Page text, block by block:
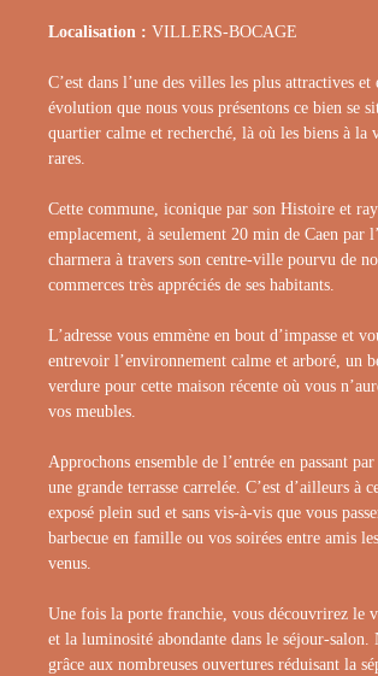
Localisation : VILLERS-BOCAGE
C’est dans l’une des villes les plus attractives et
évolution que nous vous présentons ce bien se
quartier calme et recherché, là où les biens à la
rares.
Cette commune, iconique par son Histoire et
emplacement, à seulement 20 min de Caen par
charmera à travers son centre-ville pourvu de
commerces très appréciés de ses habitants.
L’adresse vous emmène en bout d’impasse et
entrevoir l’environnement calme et arboré, un
verdure pour cette maison récente où vous
vos meubles.
Approchons ensemble de l’entrée en passant
une grande terrasse carrelée. C’est d’ailleurs à
exposé plein sud et sans vis-à-vis que vous
barbecue en famille ou vos soirées entre amis
venus.
Une fois la porte franchie, vous découvrirez le
et la luminosité abondante dans le séjour-salon.
grâce aux nombreuses ouvertures réduisant la